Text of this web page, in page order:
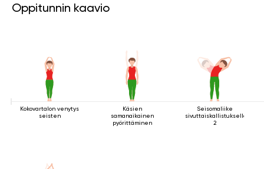
Oppitunnin kaavio
Kokovartalon venytys
seisten
Käsien
samanaikainen
pyörittäminen
Seisomaliike
sivuttaiskallistuksella
2